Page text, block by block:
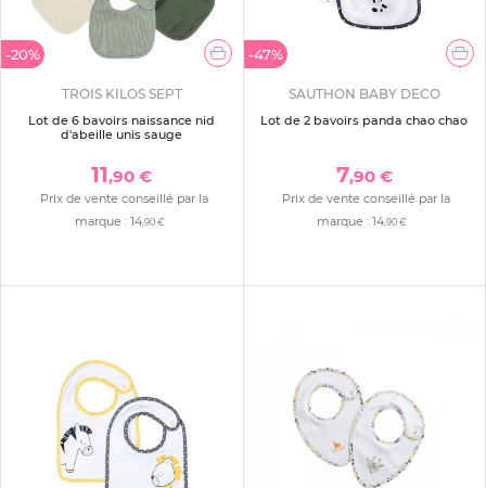
-20%
TROIS KILOS SEPT
Lot de 6 bavoirs naissance nid
d'abeille unis sauge
11,90 €
Prix de vente conseillé par la
marque : 14,90 €
-47%
SAUTHON BABY DECO
Lot de 2 bavoirs panda chao chao
7,90 €
Prix de vente conseillé par la
marque :14,90 €